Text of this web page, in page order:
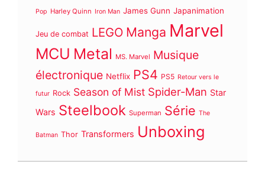
Pop Harley Quinn Iron Man James Gunn Japanimation
Jeu de combat LEGO Manga Marvel
MCU Metal MS. Marvel Musique
électronique Netflix PS4 PS5 Retour vers le
futur Rock Season of Mist Spider-Man Star
Wars Steelbook Superman Série The
Batman Thor Transformers Unboxing